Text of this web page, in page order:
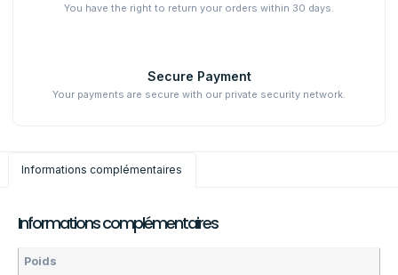
You have the right to return your orders within 30 days.
Secure Payment
Your payments are secure with our private security network.
Informations complémentaires
Informations complémentaires
Poids